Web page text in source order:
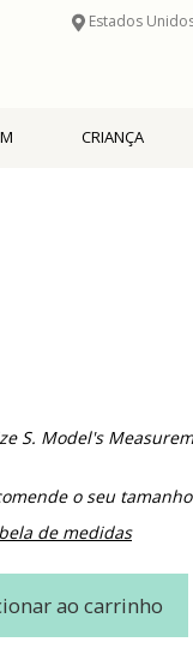
Estados
CRIANÇA
S. Model's
o seu
de medidas
ao carrinho